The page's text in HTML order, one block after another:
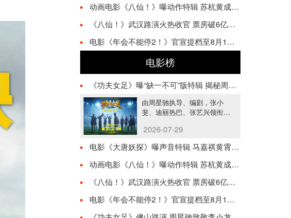
动画电影《八仙！》曝动作特辑 苏杭黄成希强强联手铸就超燃打戏
《八仙！》武汉路演火热收官 票房破6亿观众热情高涨
电影《年会不能停2！》官宣提档至8月1日 爆笑狂欢提前加载请接收
电影榜
《功夫女足》曝“缺一不可”版特辑 揭秘周星驰新作中的新人力量
由周星驰执导、编剧，张小
斐、迪丽热巴、张艺兴领衔主
演，艾米、雪野、蔡思贝、胡
···…
2026-07-29
电影《大唐妖探》曝声音特辑 马嘉祺黄霄雲唱响少年热血之歌！
动画电影《八仙！》曝动作特辑 苏杭黄成希强强联手铸就超燃打戏
《八仙！》武汉路演火热收官 票房破6亿观众热情高涨
电影《年会不能停2！》官宣提档至8月1日 爆笑狂欢提前加载请接收